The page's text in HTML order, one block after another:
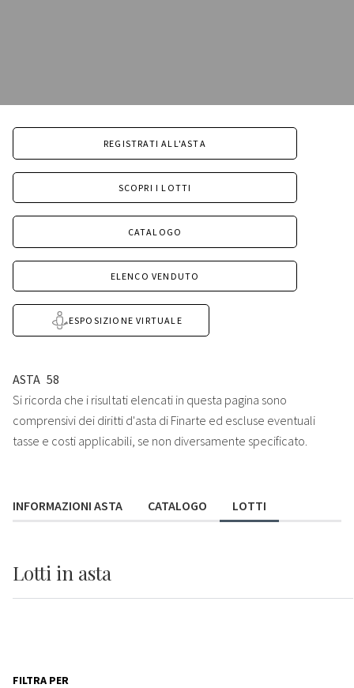
REGISTRATI ALL'ASTA
SCOPRI I LOTTI
CATALOGO
ELENCO VENDUTO
ESPOSIZIONE VIRTUALE
ASTA 58
Si ricorda che i risultati elencati in questa pagina sono
comprensivi dei diritti d'asta di Finarte ed escluse eventuali
tasse e costi applicabili, se non diversamente specificato.
INFORMAZIONI ASTA CATALOGO LOTTI
Lotti in asta
FILTRA PER